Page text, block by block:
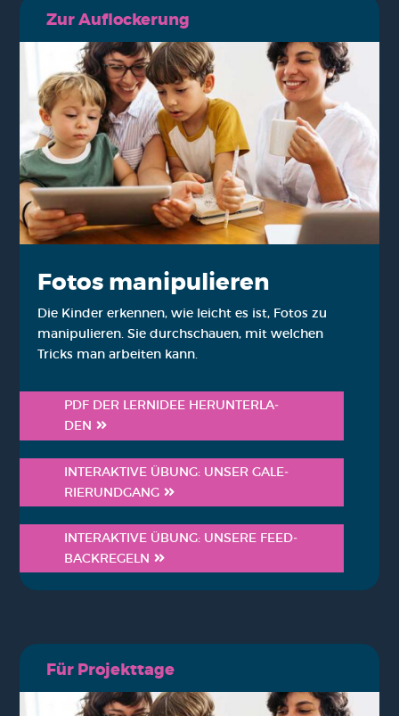
Zur Auf­lo­cke­rung
Fotos mani­pu­lie­ren
Die Kin­der erken­nen, wie leicht es ist, Fotos zu
mani­pu­lie­ren. Sie durch­schau­en, mit wel­chen
Tricks man arbei­ten kann.
PDF DER LERN­IDEE HER­UN­TER­LA­
DEN
INTER­AK­TI­VE ÜBUNG: UNSER GALE­
RIERUND­GANG
INTER­AK­TI­VE ÜBUNG: UNSE­RE FEED­
BACK­RE­GELN
Für Pro­jekt­ta­ge